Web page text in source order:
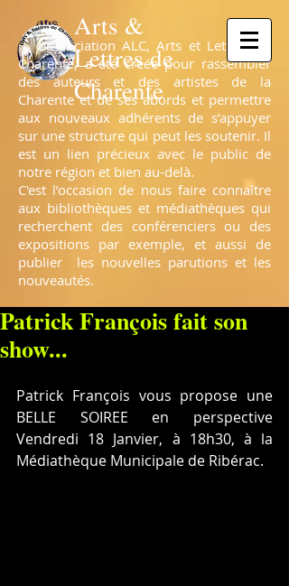
Arts &
Lettres de
Charente
L’association ALC, Arts et Lettres de
Charente, a été créée pour rassembler
des auteurs et des artistes de la
Charente et de ses abords et permettre
aux nouveaux adhérents de s’appuyer
sur une structure qui peut les soutenir. Il
est un lien précieux avec le public de
notre région et bien au-delà.
C'est l’occasion de nous faire connaître
aux bibliothèques et médiathèques qui
recherchent des conférenciers ou des
expositions par exemple, et aussi de
publier les nouvelles parutions et les
nouveautés.
Patrick François fait son
show...
Patrick François vous propose une
BELLE SOIREE en perspective
Vendredi 18 Janvier, à 18h30, à la
Médiathèque Municipale de Ribérac.